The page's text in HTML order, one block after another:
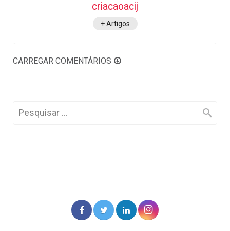
criacaoacij
+ Artigos
CARREGAR COMENTÁRIOS